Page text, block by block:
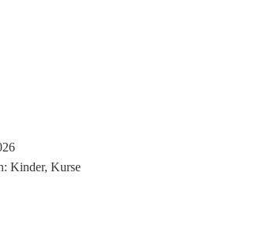
Kinder, Kurse